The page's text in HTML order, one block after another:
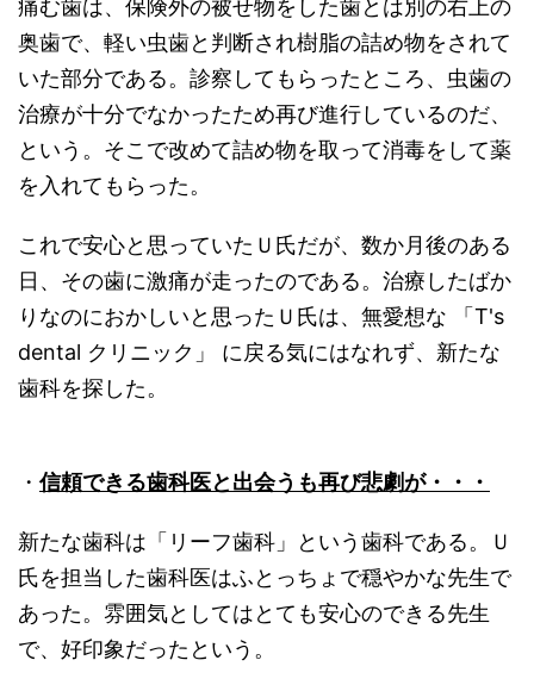
痛む歯は、保険外の被せ物をした歯とは別の右上の
奥歯で、軽い虫歯と判断され樹脂の詰め物をされて
いた部分である。診察してもらったところ、虫歯の
治療が十分でなかったため再び進行しているのだ、
という。そこで改めて詰め物を取って消毒をして薬
を入れてもらった。
これで安心と思っていたＵ氏だが、数か月後のある
日、その歯に激痛が走ったのである。治療したばか
りなのにおかしいと思ったＵ氏は、無愛想な 「T's
dental クリニック」 に戻る気にはなれず、新たな
歯科を探した。
・ 信頼できる歯科医と出会うも再び悲劇が・・・
新たな歯科は「リーフ歯科」という歯科である。Ｕ
氏を担当した歯科医はふとっちょで穏やかな先生で
あった。雰囲気としてはとても安心のできる先生
で、好印象だったという。